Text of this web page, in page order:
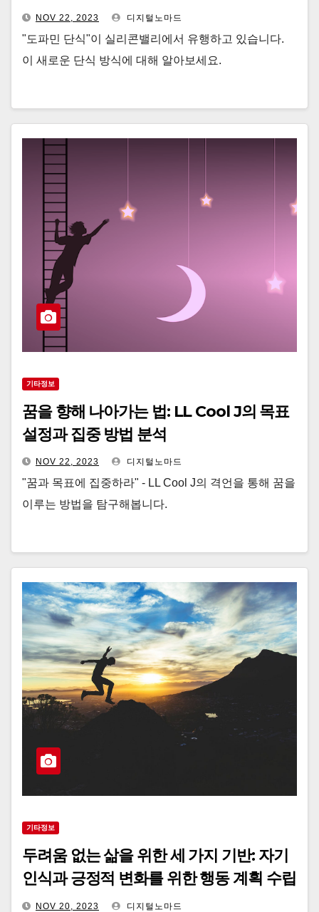
장NOV 22, 2023 디지털노마드
"도파민 단식"이 실리콘밸리에서 유행하고 있습니다.
이 새로운 단식 방식에 대해 알아보세요.
기타정보
꿈을 향해 나아가는 법: LL Cool J의 목표
설정과 집중 방법 분석
NOV 22, 2023 디지털노마드
"꿈과 목표에 집중하라" - LL Cool J의 격언을 통해 꿈을
이루는 방법을 탐구해봅니다.
기타정보
두려움 없는 삶을 위한 세 가지 기반: 자기
인식과 긍정적 변화를 위한 행동 계획 수립
법NOV 20, 2023 디지털노마드